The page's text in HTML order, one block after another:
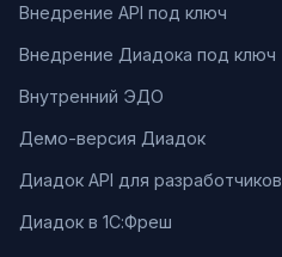
Внедрение API под ключ
Внедрение Диадока под ключ
Внутренний ЭДО
Демо-версия Диадок
Диадок API для разработчиков
Диадок в 1С:Фреш